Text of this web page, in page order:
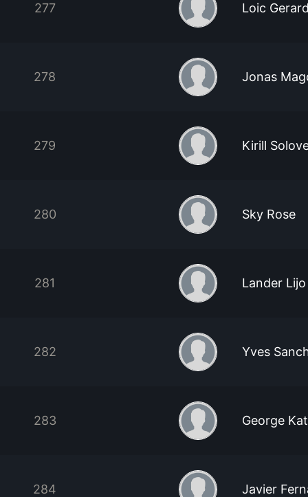
277 Loic
278 Jonas
279 Kirill
280 Sky Rose
281 Lander
282 Yves
283 George
284 Javier